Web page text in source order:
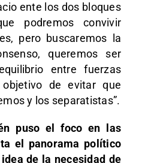
ente los dos bloques
podremos convivir
pero buscaremos la
queremos ser
entre fuerzas
de evitar que
y los separatistas”.
puso el foco en las
el panorama político
de la necesidad de